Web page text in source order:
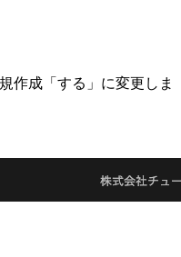
作成「する」に変更しま